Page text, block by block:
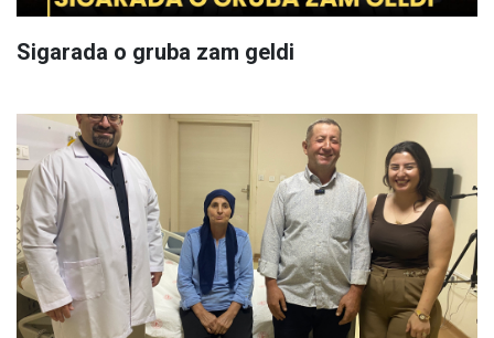
Sigarada o gruba zam geldi